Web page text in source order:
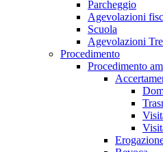
Parcheggio
Agevolazioni
Scuola
Agevolazioni
Procedimento
Procedimento